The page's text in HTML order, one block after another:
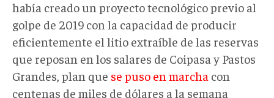
había creado un proyecto tecnológico previo al
golpe de 2019 con la capacidad de producir
eficientemente el litio extraíble de las reservas
que reposan en los salares de Coipasa y Pastos
Grandes, plan que se puso en marcha con
centenas de miles de dólares a la semana